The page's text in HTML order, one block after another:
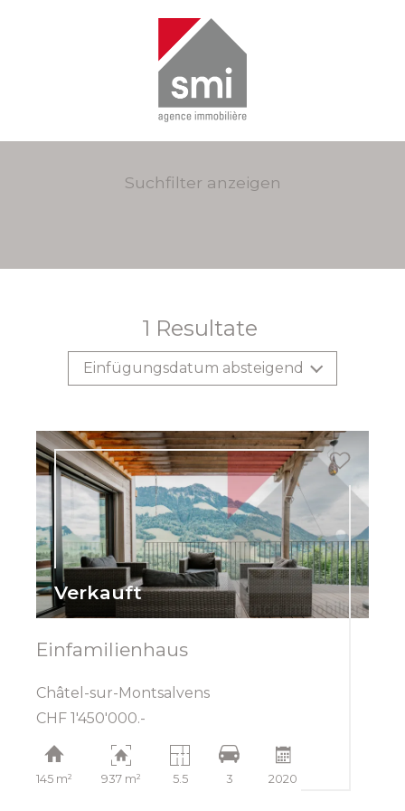
Suchfilter anzeigen
1 Resultate
Einfügungsdatum absteigend
Verkauft
Einfamilienhaus
Châtel-sur-Montsalvens
CHF 1'450'000.-
145 m² 937 m² 5.5 3 2020